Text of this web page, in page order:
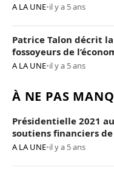
A LA UNE•il y a 5 ans
Patrice Talon décrit
fossoyeurs de
A LA UNE•il y a 5 ans
À NE PAS
Présidentielle 2021
soutiens financiers
A LA UNE•il y a 5 ans